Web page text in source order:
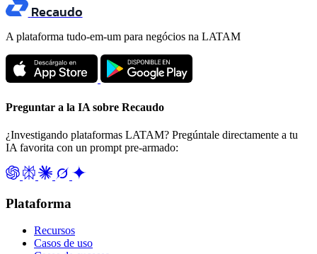
Recaudo
A plataforma tudo-em-um para negócios na LATAM
Preguntar a la IA sobre Recaudo
¿Investigando plataformas LATAM? Pregúntale directamente a tu
IA favorita con un prompt pre-armado:
Plataforma
Recursos
Casos de uso